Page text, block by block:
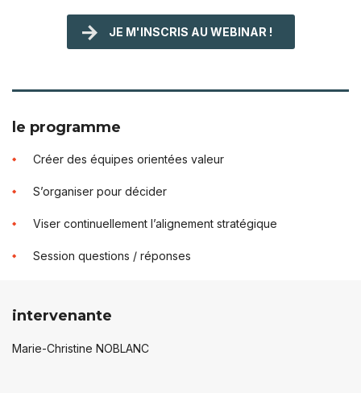
JE M'INSCRIS AU WEBINAR !
le programme
Créer des équipes orientées valeur
S’organiser pour décider
Viser continuellement l’alignement stratégique
Session questions / réponses
intervenante
Marie-Christine NOBLANC